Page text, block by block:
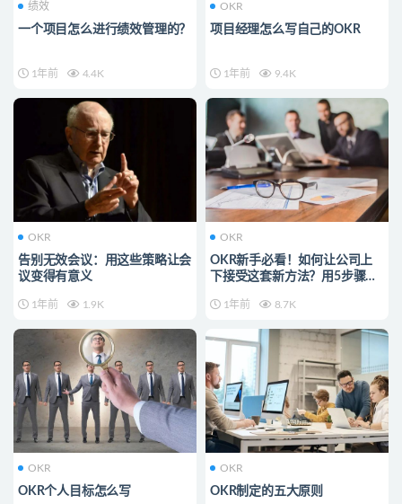
绩效
一个项目怎么进行绩效管理的？
1年前 4.4K
OKR
项目经理怎么写自己的OKR
1年前 9.4K
OKR
告别无效会议：用这些策略让会
议变得有意义
1年前 1.9K
OKR
OKR新手必看！如何让公司上
下接受这套新方法？用5步骤渐
1年前 8.7K
OKR
OKR个人目标怎么写
OKR
OKR制定的五大原则